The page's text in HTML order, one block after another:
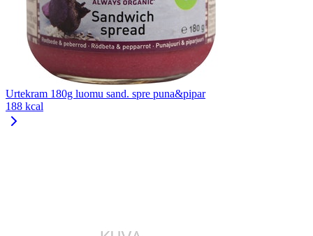
Urtekram 180g luomu sand. spre puna&pipar
188 kcal